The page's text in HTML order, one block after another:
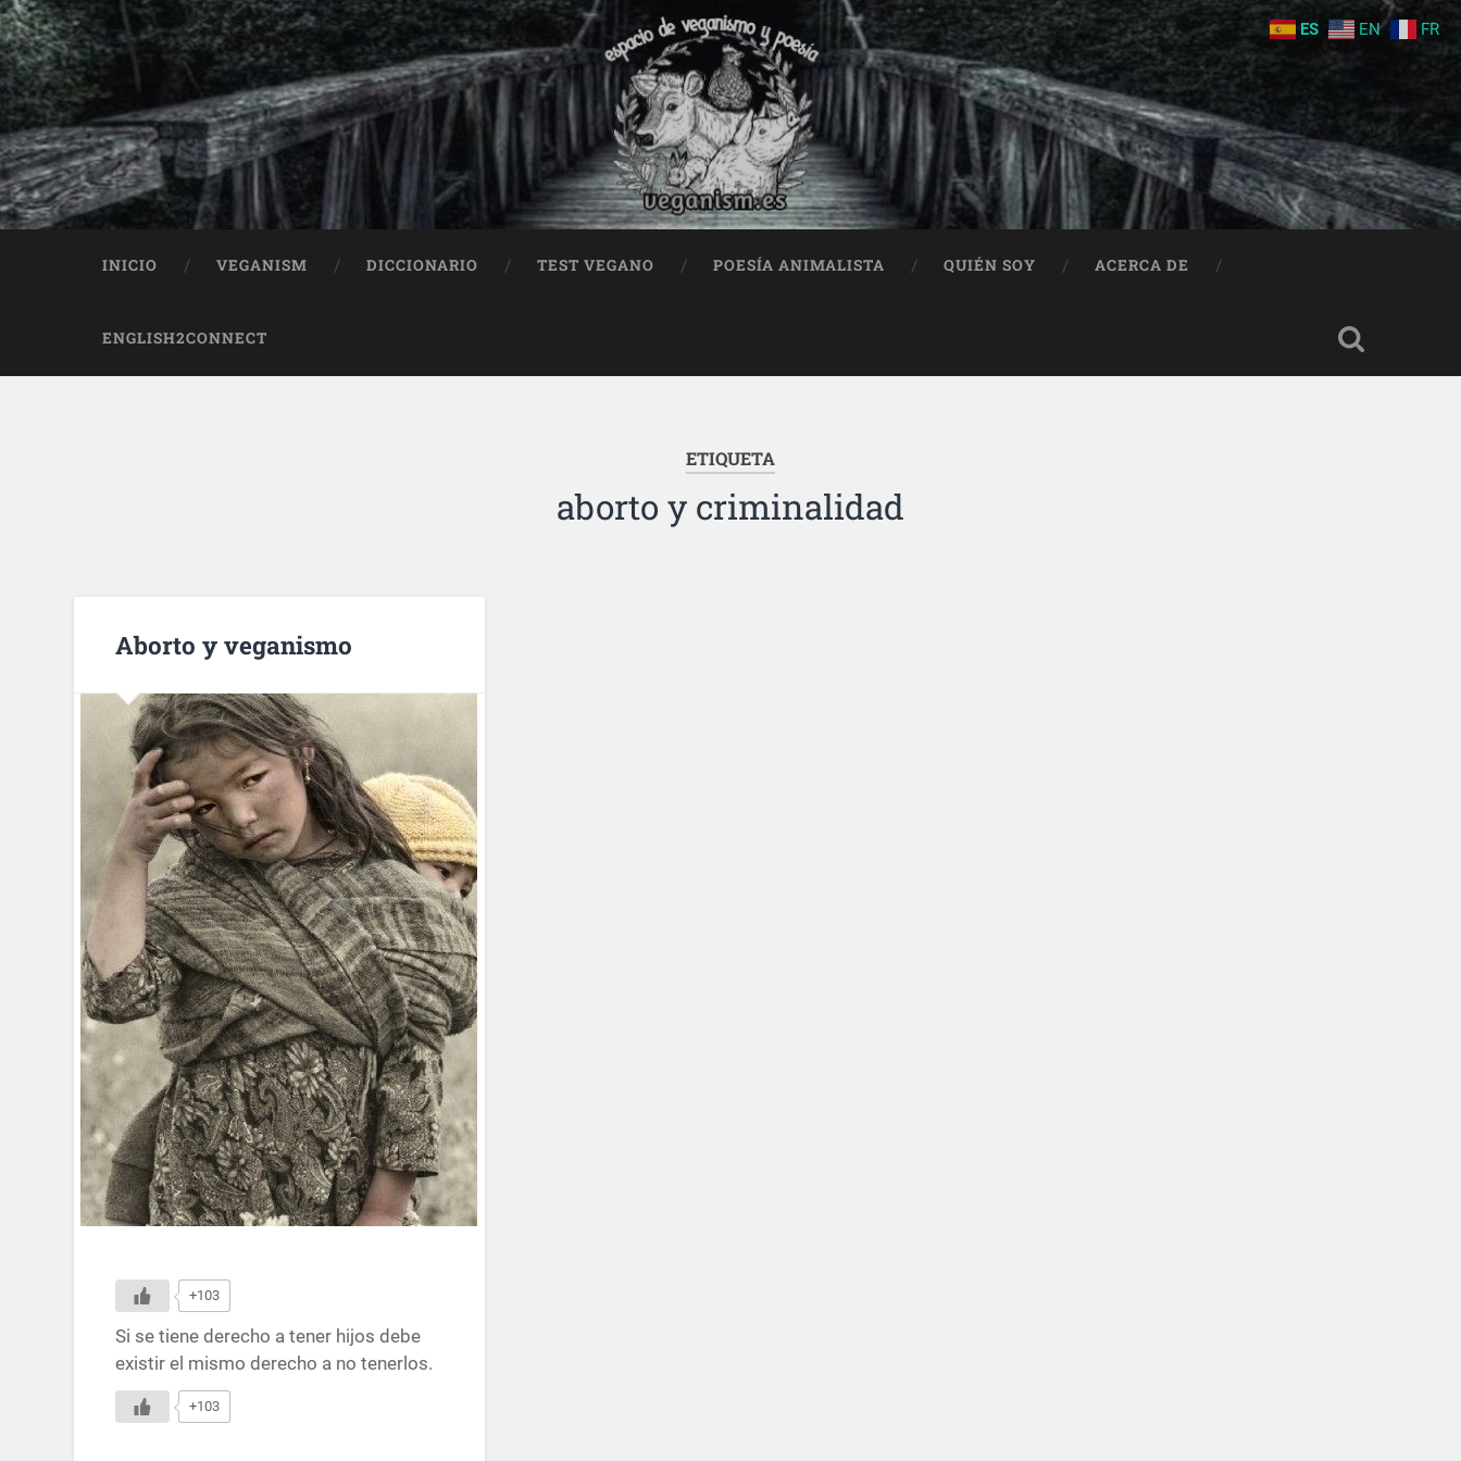
INICIO VEGANISM DICCIONARIO TEST VEGANO POESÍA ANIMALISTA QUIÉN SOY ACERCA DE
ENGLISH2CONNECT
ETIQUETA
aborto y criminalidad
Aborto y veganismo
+103
Si se tiene derecho a tener hijos debe
existir el mismo derecho a no tenerlos.
+103
ES EN FR